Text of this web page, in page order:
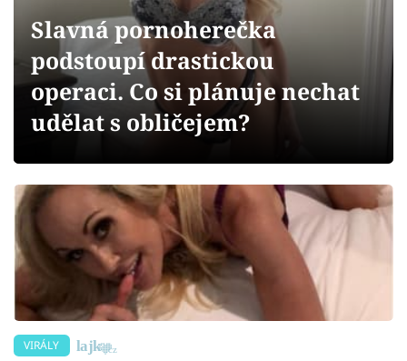
Videa
Sledujte prima+
Sledujte nás
Slavná pornoherečka
podstoupí drastickou
operaci. Co si plánuje nechat
udělat s obličejem?
VIRÁLY